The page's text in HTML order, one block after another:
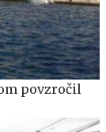
povzročil